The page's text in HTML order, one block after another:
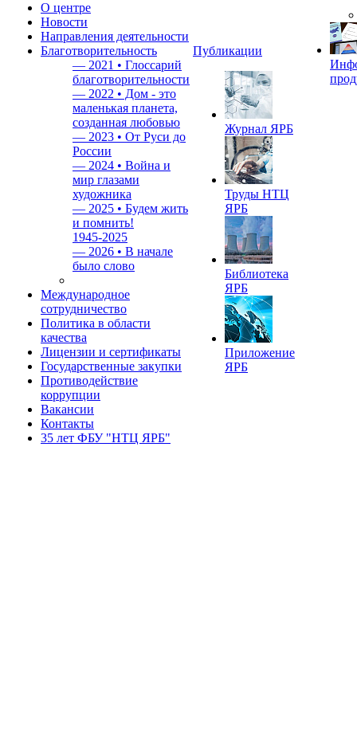
О центре
Новости
Направления деятельности
Благотворительность
— 2021 • Глоссарий
благотворительности
— 2022 • Дом - это
маленькая планета,
созданная любовью
— 2023 • От Руси до
России
— 2024 • Война и
мир глазами
художника
— 2025 • Будем жить
и помнить!
1945-2025
— 2026 • В начале
было слово
Международное
сотрудничество
Политика в области
качества
Лицензии и сертификаты
Государственные закупки
Противодействие
коррупции
Вакансии
Контакты
35 лет ФБУ "НТЦ ЯРБ"
Публикации
Журнал ЯРБ
Труды НТЦ
ЯРБ
Библиотека
ЯРБ
Приложение
ЯРБ